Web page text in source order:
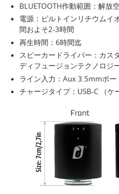
BLUETOOTH作動範囲：解放
電源：ビルトインリチウムイ
間およそ2-3時間
再生時間：6時間迄
スピーカードライバー：カス
ディフュージョンテクノロジ
ライン入力：Aux 3.5mmポー
チャージタイプ：USB-C （ケ